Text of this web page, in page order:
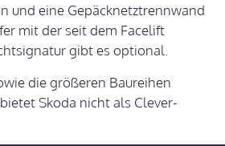
und eine Gepäcknetztrennwand
mit der seit dem Facelift
gibt es optional.
die größeren Baureihen
Skoda nicht als Clever-